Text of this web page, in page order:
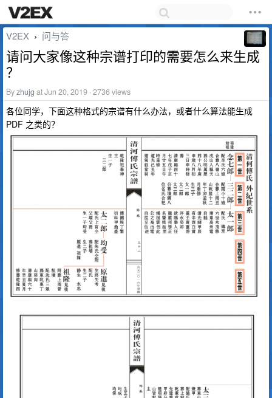
V2EX › 问与答
请问大家像这种宗谱打印的需要怎么来生成
？
Byzhujg at Jun 20, 2019 · 2736 views
各位同学，下面这种格式的宗谱有什么办法，或者什么算法能生成
PDF 之类的？